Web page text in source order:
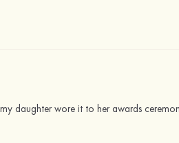
daughter wore it to her awards